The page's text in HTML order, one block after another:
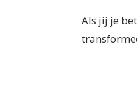
Als jij je